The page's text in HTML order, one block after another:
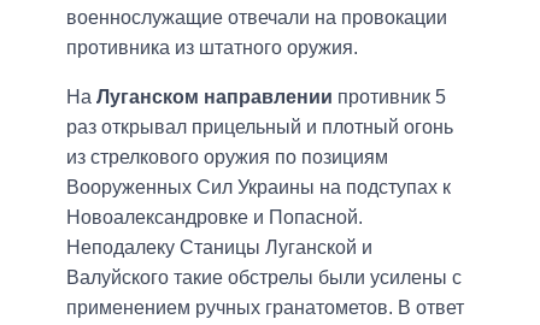
военнослужащие отвечали на провокации
противника из штатного оружия.
На Луганском направлении противник 5
раз открывал прицельный и плотный огонь
из стрелкового оружия по позициям
Вооруженных Сил Украины на подступах к
Новоалександровке и Попасной.
Неподалеку Станицы Луганской и
Валуйского такие обстрелы были усилены с
применением ручных гранатометов. В ответ